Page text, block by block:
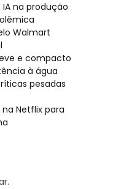
na produção
Walmart
e compacto
à água
pesadas
na Netflix para